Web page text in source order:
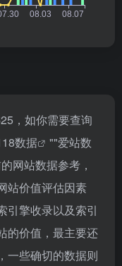
，如你需要查询
数据 ""爱站数
网站数据参考，
站价值评估因素
引擎收录以及索引
的价值，最主要还
一些确切的数据则